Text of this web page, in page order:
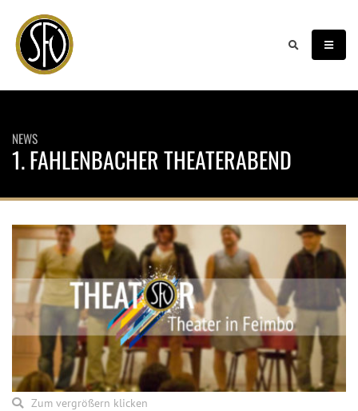
NEWS
1. FAHLENBACHER THEATERABEND
Zum vergrößern klicken